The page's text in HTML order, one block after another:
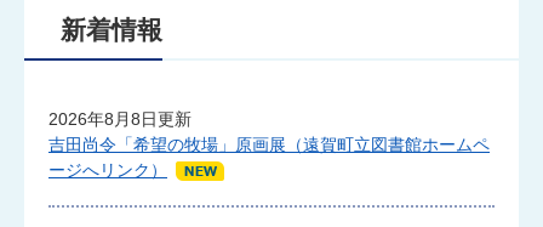
新着情報
2026年8月8日更新
吉田尚令「希望の牧場」原画展（遠賀町立図書館ホームペ
ージへリンク）